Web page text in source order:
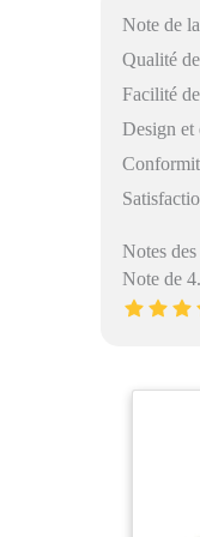
Note de
Qualité
Facilité
Design et
Notes
Note de